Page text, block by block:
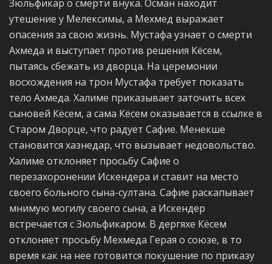
Зюльфикар о смерти внука. Осман находит
утешение у Мелексимы, а Мехмед выражает
опасения за свою жизнь. Мустафа узнает о смерти
Ахмеда и выступает против решения Кёсем,
пытаясь сбежать из дворца. На церемонии
восхождения на трон Мустафа требует показать
тело Ахмеда. Халиме приказывает заточить всех
сыновей Кёсем, а сама Кёсем оказывается в ссылке в
Старом Дворце, что радует Сафие. Менекше
становится хазнедар, что вызывает недовольство.
Халиме отклоняет просьбу Сафие о
перезахоронении Искендера и ставит на место
своего больного сына-султана. Сафие раскапывает
мнимую могилу своего сына, а Искендер
встречается с Зюльфикаром. В дергяхе Кёсем
отклоняет просьбу Мехмеда Герая о союзе, в то
время как на нее готовится покушение по приказу